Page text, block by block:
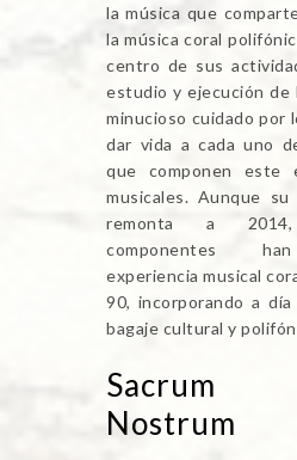
la música que
la música coral
centro de sus
estudio y ejecución de
minucioso cuidado por
dar vida a cada uno
que componen este
musicales. Aunque
remonta a
componentes
experiencia musical
90, incorporando a
bagaje cultural y
Nostrum